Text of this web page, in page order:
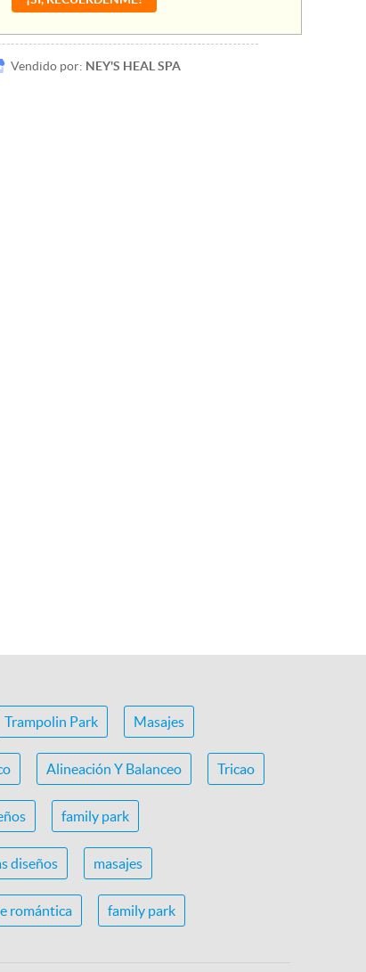
Vendido por: NEY'S HEAL SPA
Trampolin Park Masajes
Alineación Y Balanceo Tricao
family park
diseños masajes
romántica family park